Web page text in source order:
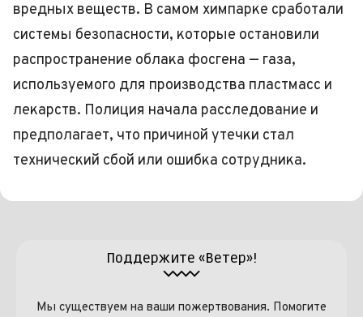
вредных веществ. В самом химпарке сработали
системы безопасности, которые остановили
распространение облака фосгена — газа,
используемого для производства пластмасс и
лекарств. Полиция начала расследование и
предполагает, что причиной утечки стал
технический сбой или ошибка сотрудника.
Поддержите «Ветер»!
Мы существуем на ваши пожертвования. Помогите